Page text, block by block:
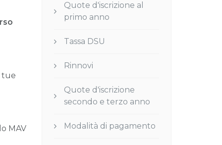
tue
MAV
Quote d'iscrizione al
primo anno
Tassa DSU
Rinnovi
Quote d'iscrizione
secondo e terzo anno
Modalità di pagamento